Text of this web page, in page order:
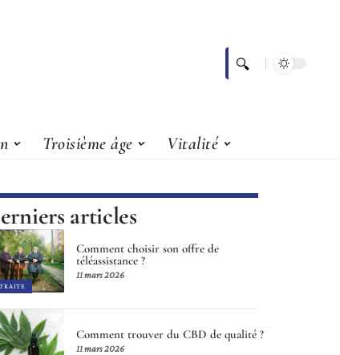
Troisième âge Vitalité
articles
Comment choisir son offre de
téléassistance ?
11 mars 2026
Comment trouver du CBD de qualité ?
11 mars 2026